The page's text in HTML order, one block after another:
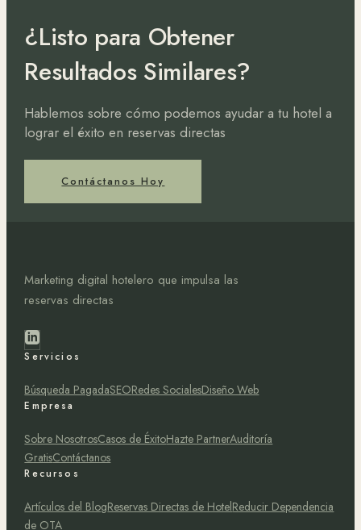
¿Listo para Obtener
Resultados Similares?
Hablemos sobre cómo podemos ayudar a tu hotel a
lograr el éxito en reservas directas
Contáctanos Hoy
Marketing digital hotelero que impulsa las
reservas directas
Servicios
Búsqueda PagadaSEORedes SocialesDiseño Web
Empresa
Sobre NosotrosCasos de ÉxitoHazte PartnerAuditoría
GratisContáctanos
Recursos
Artículos del BlogReservas Directas de HotelReducir Dependencia
de OTA